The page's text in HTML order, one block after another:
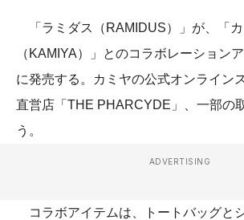
「ラミダス（RAMIDUS）」が、「
（KAMIYA）」とのコラボレーション
に発売する。カミヤの公式オンライン
直営店「THE PHARCYDE」、一部の
う。
ADVERTISING
コラボアイテムは、トートバッグと